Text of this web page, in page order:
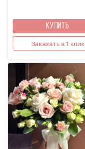
КУПИТЬ
Заказать в 1 клик